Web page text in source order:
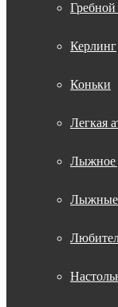
Керлинг
Коньки
Легкая
Лыжное
Лыжные